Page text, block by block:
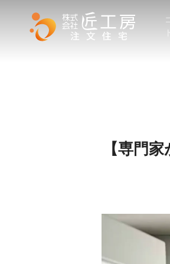
ト
【専門